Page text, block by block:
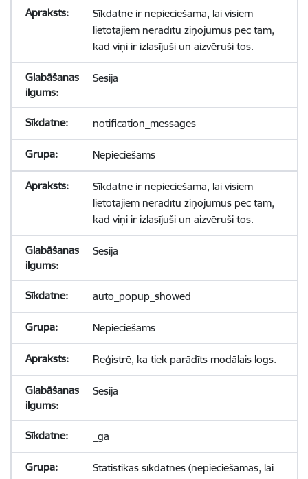
Sīkdatne ir nepieciešama, lai visiem
lietotājiem nerādītu ziņojumus pēc tam,
kad viņi ir izlasījuši un aizvēruši tos.
Sesija
notification_messages
Nepieciešams
Sīkdatne ir nepieciešama, lai visiem
lietotājiem nerādītu ziņojumus pēc tam,
kad viņi ir izlasījuši un aizvēruši tos.
Sesija
auto_popup_showed
Nepieciešams
Reģistrē, ka tiek parādīts modālais logs.
Sesija
_ga
Statistikas sīkdatnes (nepieciešamas, lai